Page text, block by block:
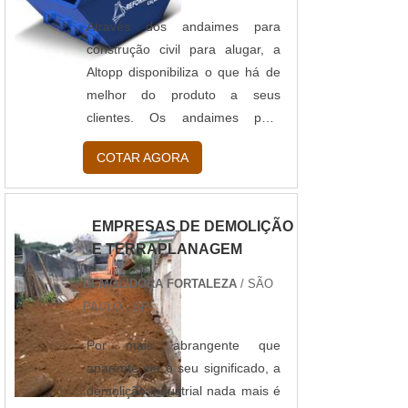
Com diversas ....
Através dos andaimes para
construção civil para alugar, a
Altopp disponibiliza o que há de
melhor do produto a seus
clientes. Os andaimes para
alugar são equipamentos
auxiliadores de obras, podendo
neles ser realizados atividades
estrutura vertical, onde facilita
manuseio e a desmontagem.
Além disso, são excelentes
equipamentos seguros para
aqueles que estão seu arredor.
Especificações - Largura dos
painéis: 1 m x 1....
COTAR AGORA
EMPRESAS DE DEMOLIÇÃO
E TERRAPLANAGEM
DEMOLIDORA FORTALEZA/ SÃO
PAULO - SP
Por mais abrangente que
aparente ser o seu significado, a
demolição industrial nada mais é